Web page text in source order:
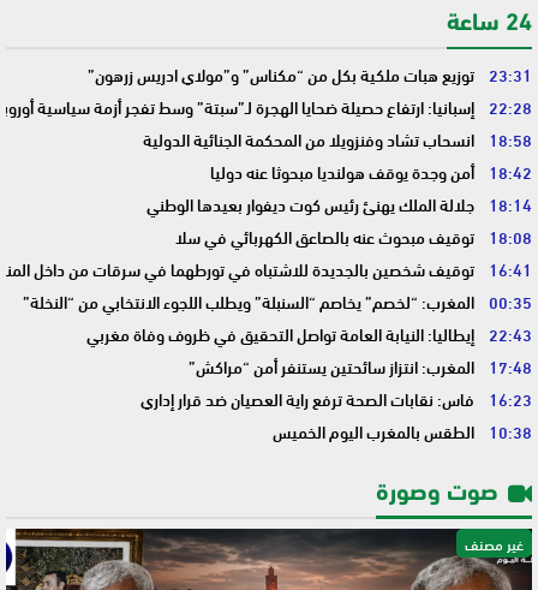
24 ساعة
23:31 توزيع هبات ملكية بكل من “مكناس” و”مولاي ادريس زرهون”
22:28 إسبانيا: ارتفاع حصيلة ضحايا الهجرة لـ”سبتة” وسط تفجر أزمة سياسية
18:58 انسحاب تشاد وفنزويلا من المحكمة الجنائية الدولية
18:42 أمن وجدة يوقف هولنديا مبحوثا عنه دوليا
18:14 جلالة الملك يهنئ رئيس كوت ديفوار بعيدها الوطني
18:08 توقيف مبحوث عنه بالصاعق الكهربائي في سلا
16:41 توقيف شخصين بالجديدة للاشتباه في تورطهما في سرقات من داخل
00:35 المغرب: “لخصم” يخاصم “السنبلة” ويطلب اللجوء الانتخابي من “النخلة”
22:43 إيطاليا: النيابة العامة تواصل التحقيق في ظروف وفاة مغربي
17:48 المغرب: انتزاز سائحتين يستنفر أمن “مراكش”
16:23 فاس: نقابات الصحة ترفع راية العصيان ضد قرار إداري
10:38 الطقس بالمغرب اليوم الخميس
صوت وصورة
غير مصنف